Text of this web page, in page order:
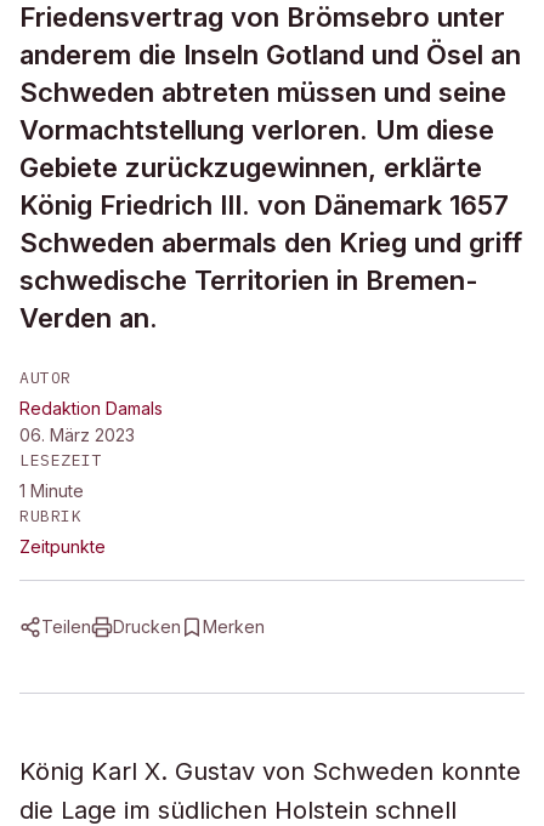
Friedensvertrag von Brömsebro unter
anderem die Inseln Gotland und Ösel an
Schweden abtreten müssen und seine
Vormachtstellung verloren. Um diese
Gebiete zurückzugewinnen, erklärte
König Friedrich III. von Dänemark 1657
Schweden abermals den Krieg und griff
schwedische Territorien in Bremen-
Verden an.
AUTOR
Redaktion Damals
06. März 2023
LESEZEIT
1 Minute
RUBRIK
Zeitpunkte
Teilen Drucken Merken
König Karl X. Gustav von Schweden konnte
die Lage im südlichen Holstein schnell